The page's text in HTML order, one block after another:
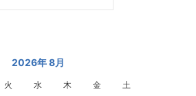
2026年 8月
火 水 木 金 土